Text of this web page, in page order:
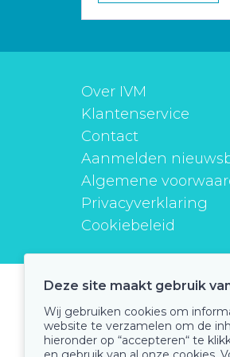
Over IVM
Klantenservice
Contact
Aanmelden
Algemene
Privacyverklaring
Cookiebeleid
Deze site maakt gebruik
Wij gebruiken cookies om
website te verzamelen om de
hieronder op “accepteren“ te